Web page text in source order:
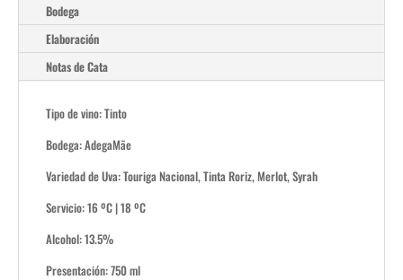
Bodega
Elaboración
Notas de Cata
Tipo de vino: Tinto
Bodega: AdegaMãe
Variedad de Uva: Touriga Nacional, Tinta Roriz, Merlot, Syrah
Servicio: 16 ºC | 18 ºC
Alcohol: 13.5%
Presentación: 750 ml